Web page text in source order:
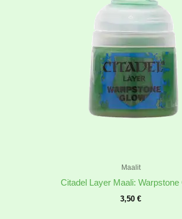
Maalit
Citadel Layer Maali: Warpstone
3,50 €